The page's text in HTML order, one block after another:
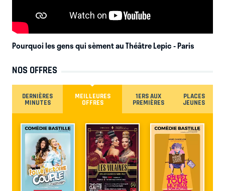
Pourquoi les gens qui sèment au Théâtre Lepic- Paris
NOS OFFRES
DERNIÈRES
MINUTES
MEILLEURES
OFFRES
1ERS AUX
PREMIÈRES
PLACES
JEUNES